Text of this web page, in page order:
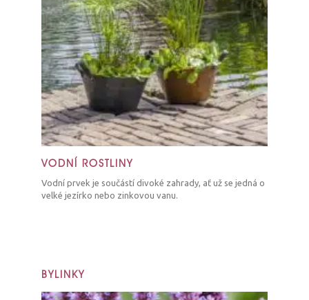
VODNÍ ROSTLINY
Vodní prvek je součástí divoké zahrady, ať už se jedná o
velké jezírko nebo zinkovou vanu.
BYLINKY